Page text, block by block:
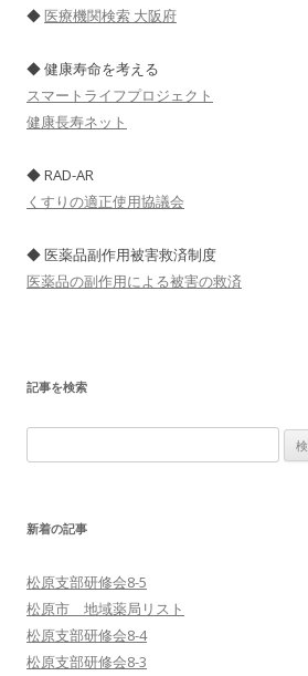
◆医療機関検索 大阪府
◆ 健康寿命を考える
スマートライフプロジェクト
健康長寿ネット
◆ RAD-AR
くすりの適正使用協議会
◆ 医薬品副作用被害救済制度
医薬品の副作用による被害の救済
記事を検索
索
新着の記事
松原支部研修会8-5
松原市 地域薬局リスト
松原支部研修会8-4
松原支部研修会8-3